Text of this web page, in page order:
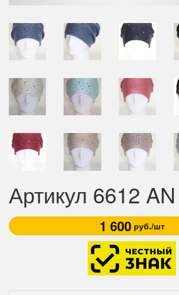
Артикул 6612 AN
1 600руб./шт